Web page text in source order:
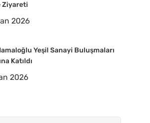
Ziyareti
2026
Yeşil Sanayi Buluşmaları
Katıldı
2026